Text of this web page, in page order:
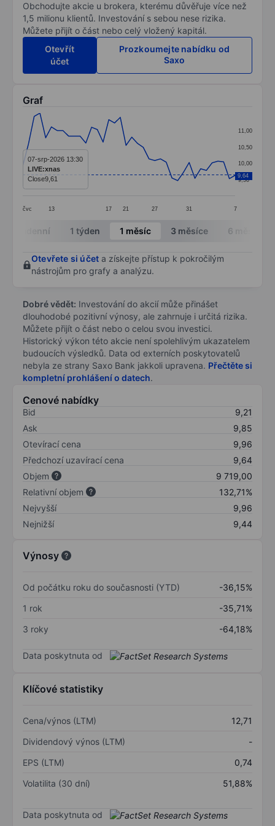
Obchodujte akcie u brokera, kterému důvěřuje více než
1,5 milionu klientů. Investování s sebou nese rizika.
Můžete přijít o část nebo celý vložený kapitál.
Otevřít
účet
Prozkoumejte nabídku od
Saxo
Graf
Chart
Line chart with 38 data points.
The chart has 1 X axis displaying categories.
The chart has 1 Y axis displaying values. Data ranges
čvc 13 17 21 27 31 7
9,50
10,00
10,50
11,00
9,64
07-srp-2026 13:30
LIVE:xnas
Close9,61
End of interactive chart.
Intradenní 1 týden 1 měsíc 3 měsíce 6 měsíců
Otevřete si účet a získejte přístup k pokročilým
nástrojům pro grafy a analýzu.
Dobré vědět: Investování do akcií může přinášet
dlouhodobé pozitivní výnosy, ale zahrnuje i určitá rizika.
Můžete přijít o část nebo o celou svou investici.
Historický výkon této akcie není spolehlivým ukazatelem
budoucích výsledků. Data od externích poskytovatelů
nebyla ze strany Saxo Bank jakkoli upravena. Přečtěte si
kompletní prohlášení o datech.
Cenové nabídky
Bid
9,21
Ask
9,85
Otevírací cena
9,96
Předchozí uzavírací cena
9,64
Objem
9 719,00
Relativní objem
132,71%
Nejvyšší
9,96
Nejnižší
9,44
Výnosy
Od počátku roku do současnosti (YTD)
-36,15%
1 rok
-35,71%
3 roky
-64,18%
Data poskytnuta od
Klíčové statistiky
Cena/výnos (LTM)
12,71
Dividendový výnos (LTM)
-
EPS (LTM)
0,74
Volatilita (30 dní)
51,88%
Data poskytnuta od